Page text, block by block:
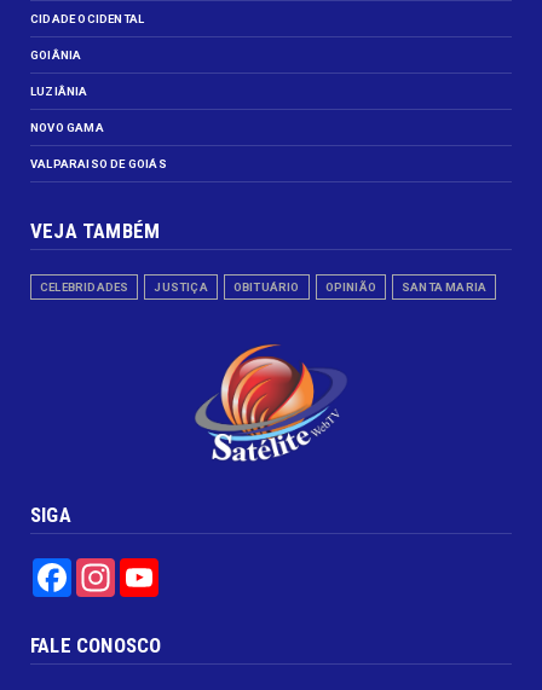
CIDADE OCIDENTAL
GOIÂNIA
LUZIÂNIA
NOVO GAMA
VALPARAISO DE GOIÁS
VEJA TAMBÉM
CELEBRIDADES JUSTIÇA OBITUÁRIO OPINIÃO SANTA MARIA
SIGA
FacebookInstagram
FALE CONOSCO